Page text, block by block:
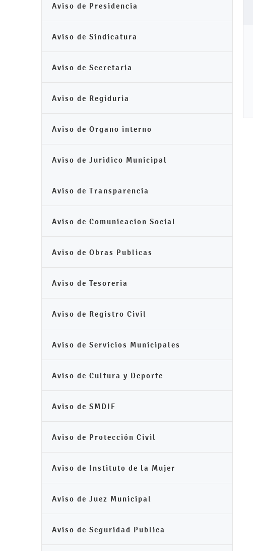
Aviso de Presidencia
Aviso de Sindicatura
Aviso de Secretaria
Aviso de Regiduria
Aviso de Organo interno
Aviso de Juridico Municipal
Aviso de Transparencia
Aviso de Comunicacion Social
Aviso de Obras Publicas
Aviso de Tesoreria
Aviso de Registro Civil
Aviso de Servicios Municipales
Aviso de Cultura y Deporte
Aviso de SMDIF
Aviso de Protección Civil
Aviso de Instituto de la Mujer
Aviso de Juez Municipal
Aviso de Seguridad Publica